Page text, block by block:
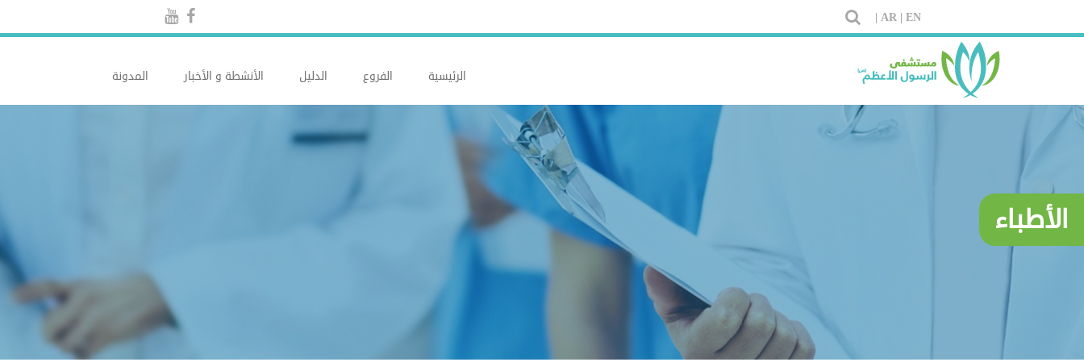
AR | EN |
الرئيسية الفروع الدليل الأنشطة و الأخبار المدونة
الأطباء